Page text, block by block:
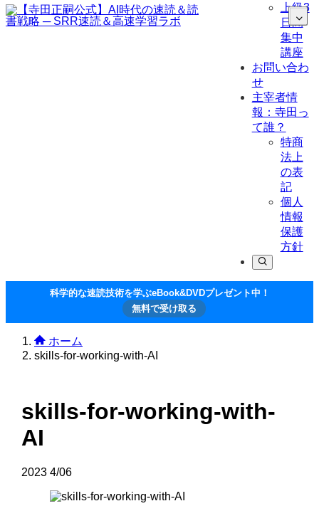
上級3
日間
集中
講座
お問い合わ
せ
主宰者情
報：寺田っ
て誰？
特商
法上
の表
記
個人
情報
保護
方針
科学的な速読技術を学ぶeBook&DVDプレゼント中！
無料で受け取る
ホーム
skills-for-working-with-AI
skills-for-working-with-
AI
2023 4/06